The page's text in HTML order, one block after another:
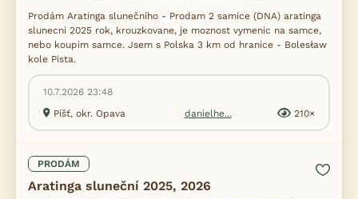
Prodám Aratinga slunečního - Prodam 2 samice (DNA) aratinga
slunecni 2025 rok, krouzkovane, je moznost vymenic na samce,
nebo koupim samce. Jsem s Polska 3 km od hranice - Bolesław
kole Pista.
10.7.2026 23:48
Píšť, okr. Opava
danielhe... 210×
PRODÁM
Aratinga sluneční 2025, 2026